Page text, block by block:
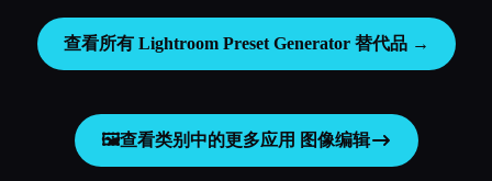
查看所有 Lightroom Preset Generator 替代品 →
🖼️查看类别中的更多应用 图像编辑